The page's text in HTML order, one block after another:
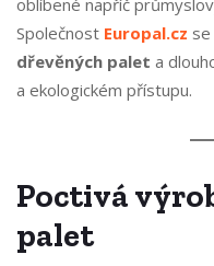
Společnost Europal.cz
dřevěných palet a
a ekologickém přístupu.
Poctivá
palet